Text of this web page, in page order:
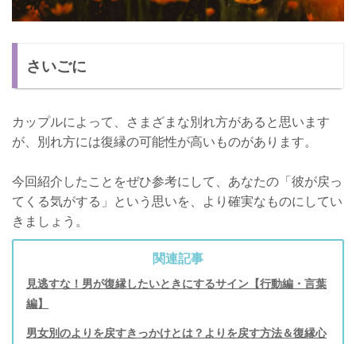
さいごに
カップルによって、さまざまな別れ方があると思います
が、別れ方には復縁の可能性が高いものがあります。
今回紹介したことをぜひ参考にして、あなたの「彼が戻っ
てくる気がする」という思いを、より確実なものにしてい
きましょう。
関連記事
見逃すな！男が復縁したいときにするサイン【行動編・言葉
編】
男女別のよりを戻すきっかけとは？よりを戻す方法＆復縁心